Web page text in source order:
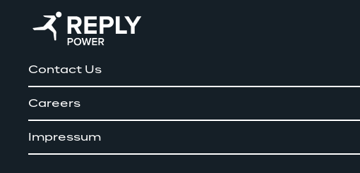
Contact Us
Careers
Impressum